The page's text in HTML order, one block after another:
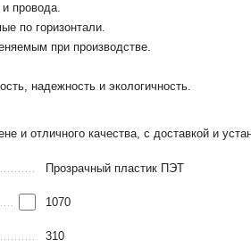
провода.
по горизонтали.
при производстве.
надежность и экологичность.
и отличного качества, с доставкой и
Прозрачный пластик ПЭТ
1070
310